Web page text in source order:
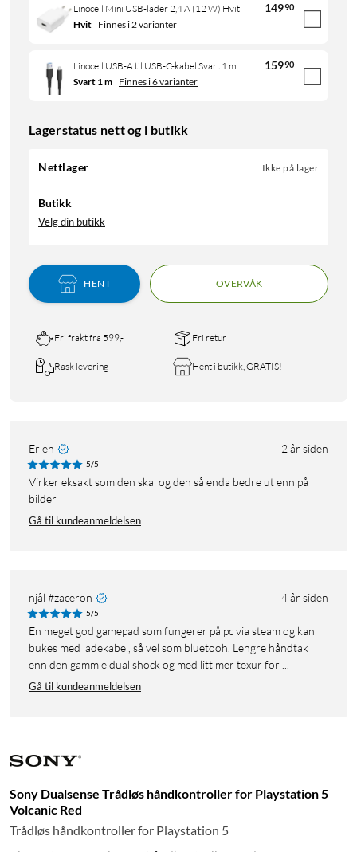
Linocell Mini USB-lader 2,4 A (12 W) Hvit 14990
Hvit Finnes i 2 varianter
Linocell USB-A til USB-C-kabel Svart 1 m 15990
Svart 1 m Finnes i 6 varianter
Lagerstatus nett og i butikk
Nettlager Ikke på lager
Butikk
Velg din butikk
HENT OVERVÅK
Fri frakt fra 599,- Fri retur
Rask levering Hent i butikk, GRATIS!
Erlen 2 år siden
5/5
Virker eksakt som den skal og den så enda bedre ut enn på
bilder
Gå til kundeanmeldelsen
njål #zaceron 4 år siden
5/5
En meget god gamepad som fungerer på pc via steam og kan
bukes med ladekabel, så vel som bluetooh. Lengre håndtak
enn den gammle dual shock og med litt mer texur for ...
Gå til kundeanmeldelsen
Sony Dualsense Trådløs håndkontroller for Playstation 5
Volcanic Red
Trådløs håndkontroller for Playstation 5